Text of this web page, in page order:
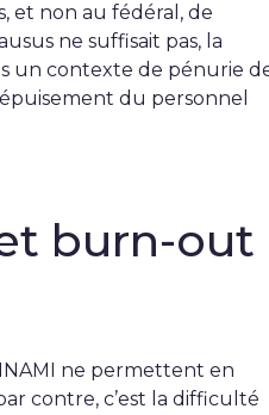
et non au fédéral, de
ne suffisait pas, la
un contexte de pénurie
du personnel
burn-out
ne permettent en
contre, c’est la difficulté